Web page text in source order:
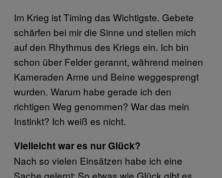
Im Krieg ist Timing das Wichtigste. Gebete
schärfen bei mir die Sinne und stellen mich
auf den Rhythmus des Kriegs ein. Ich bin
schon über Felder gerannt, während meinen
Kameraden Arme und Beine weggesprengt
wurden. Warum habe gerade ich den
richtigen Weg genommen? War das mein
Instinkt? Ich weiß es nicht.
Vielleicht war es nur Glück?
Nach so vielen Einsätzen habe ich eine